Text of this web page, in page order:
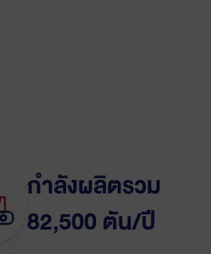
กำลังผลิตรวม
82,500 ตัน/ปี